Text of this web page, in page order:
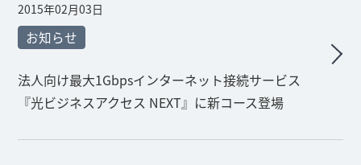
2015年02月03日
お知らせ
法人向け最大1Gbpsインターネット接続サービス
『光ビジネスアクセス NEXT』に新コース登場